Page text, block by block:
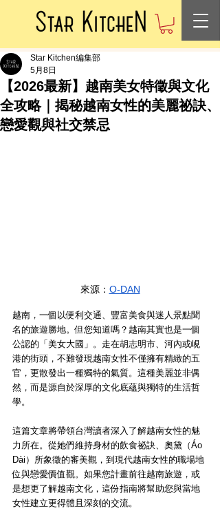
【2026最新】越南美女特徵與文化
全攻略｜揭秘越南女性的美麗祕訣、
戀愛觀與社交禁忌
Star Kitchen編集部
5月8日
來源： O-DAN
越南，一個以便利交通、豐富美食與迷人景點聞
名的旅遊勝地。但您知道嗎？越南其實也是一個
公認的「美女大國」。走在胡志明市、河內或峴
港的街頭，不難發現越南女性不僅擁有精緻的五
官，更散發出一種獨特的氣質。這種美麗並非偶
然，而是源自於深厚的文化底蘊與獨特的生活哲
學。
這篇文章將帶領台灣讀者深入了解越南女性的魅
力所在。從她們維持身材的飲食祕訣、奧黛（Áo
Dài）所象徵的審美觀，到現代越南女性的職場地
位與戀愛價值觀。如果您計畫前往越南旅遊，或
是想更了解越南文化，這份指南將幫助您與當地
女性建立更得體且深刻的交流。